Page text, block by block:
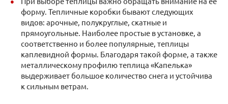
форму. Тепличные коробки бывают следующих
видов: арочные, полукруглые, скатные и
прямоугольные. Наиболее простые в установке, а
соответственно и более популярные, теплицы
каплевидной формы. Благодаря такой форме, а также
металлическому профилю теплица «Капелька»
выдерживает большое количество снега и устойчива
к сильным ветрам.